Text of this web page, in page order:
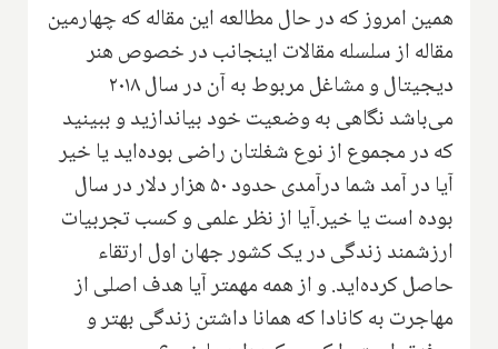
همین امروز که در حال مطالعه این مقاله که چهارمین
مقاله از سلسله مقالات اینجانب در خصوص هنر
دیجیتال و مشاغل مربوط به آن در سال ۲۰۱۸
می‌باشد نگاهی به وضعیت خود بیاندازید و ببینید
که در مجموع از نوع شغلتان راضی بوده‌اید یا خیر
آیا در آمد شما در‌آمدی حدود ۵۰ هزار دلار در سال
بوده است یا خیر.آیا از نظر علمی و کسب تجربیات
ارزشمند زندگی در یک کشور جهان اول ارتقاء
حاصل کرده‌اید. و از همه مهمتر آیا هدف اصلی از
مهاجرت به کانادا که همانا داشتن زندگی بهتر و